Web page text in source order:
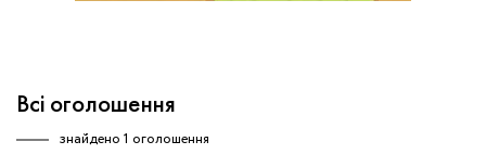
Всі оголошення
знайдено 1 оголошення